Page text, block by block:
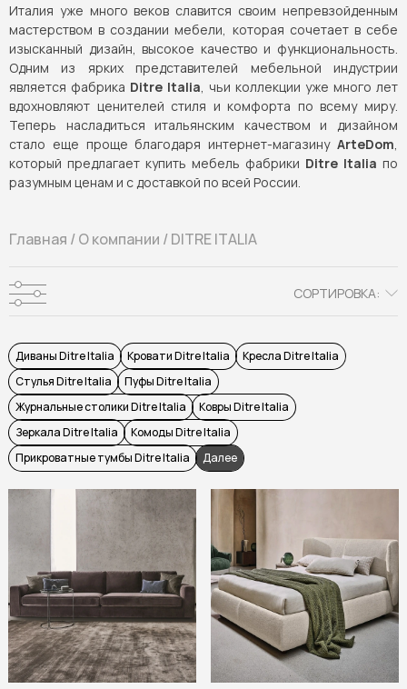
Италия уже много веков славится своим непревзойденным
мастерством в создании мебели, которая сочетает в себе
изысканный дизайн, высокое качество и функциональность.
Одним из ярких представителей мебельной индустрии
является фабрика Ditre Italia , чьи коллекции уже много лет
вдохновляют ценителей стиля и комфорта по всему миру.
Теперь насладиться итальянским качеством и дизайном
стало еще проще благодаря интернет-магазину ArteDom
который предлагает купить мебель фабрики Ditre Italia по
разумным ценам и с доставкой по всей России.
Главная /О компании /DITRE ITALIA
СОРТИРОВКА:
Диваны Ditre Italia Кровати Ditre Italia
Кресла Ditre Italia
Стулья Ditre Italia
Пуфы Ditre Italia
Журнальные столики Ditre Italia
Ковры Ditre Italia
Зеркала Ditre Italia
Комоды Ditre Italia
Прикроватные тумбы Ditre Italia
Далее